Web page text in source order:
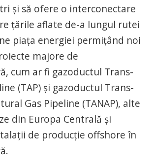
şi să ofere o interconectare
ţările aflate de-a lungul rutei
piaţa energiei permiţând noi
majore de
cum ar fi gazoductul Trans-
(TAP) şi gazoductul Trans-
Gas Pipeline (TANAP), alte
din Europa Centrală şi
de producţie offshore în